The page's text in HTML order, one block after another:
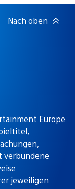
Nach oben
Europe
verbundene
jeweiligen